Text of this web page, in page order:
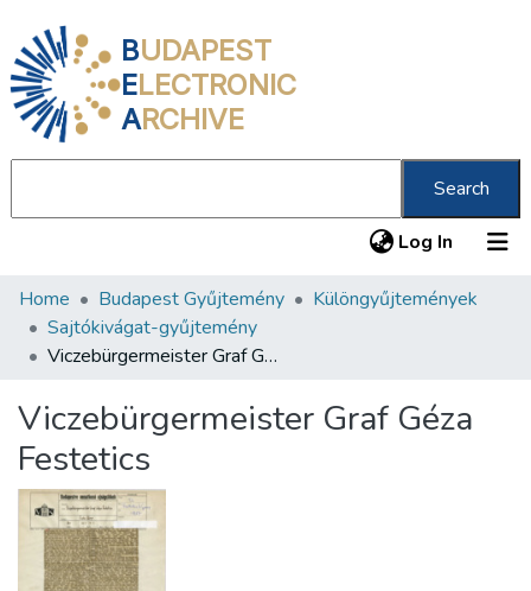
BUDAPEST
ELECTRONIC
ARCHIVE
Search
Log In (current)
Communities & Collections
All of DSpace
About us
Home Budapest Gyűjtemény
Különgyűjtemények
Sajtókivágat-gyűjtemény
Viczebürgermeister Graf Géza Festetics
Viczebürgermeister Graf Géza
Festetics